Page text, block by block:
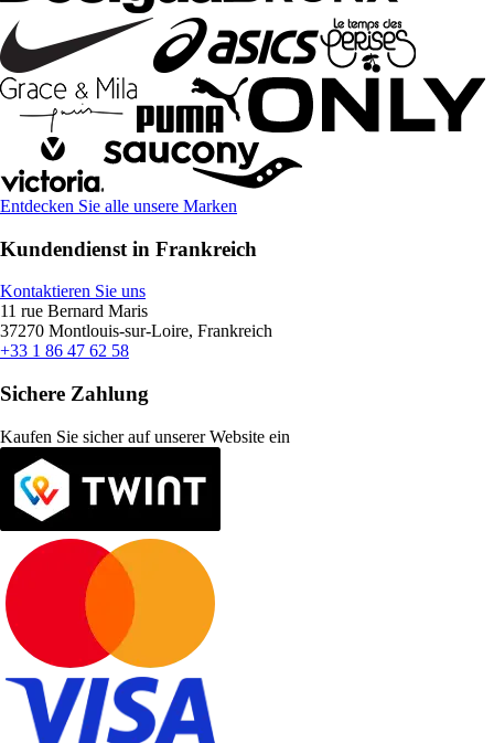
Entdecken Sie alle unsere Marken
Kundendienst in Frankreich
Kontaktieren Sie uns
11 rue Bernard Maris
37270 Montlouis-sur-Loire, Frankreich
+33 1 86 47 62 58
Sichere Zahlung
Kaufen Sie sicher auf unserer Website ein